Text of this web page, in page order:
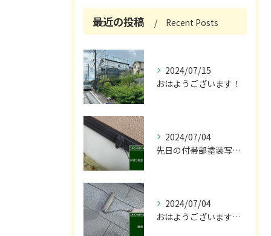
最近の投稿 Recent Posts
2024/07/15
おはようございます！
2024/07/04
先日の付帯部塗装写真です！😌
2024/07/04
おはようございます🌞！